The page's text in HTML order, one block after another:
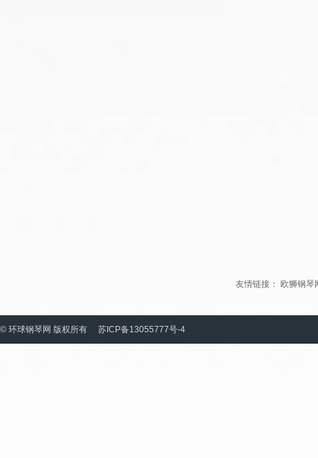
友情链接： 欧狮钢琴
© 环球钢琴网 版权所有 苏ICP备13055777号-4